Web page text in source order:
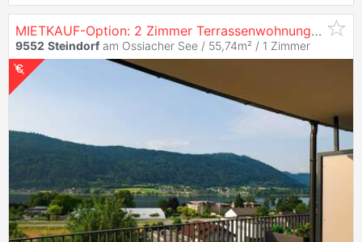
MIETKAUF-Option: 2 Zimmer Terrassenwohnung mit Seeblick & Seezugang
9552 Steindorf am Ossiacher See / 55,74m² / 1 Zimmer